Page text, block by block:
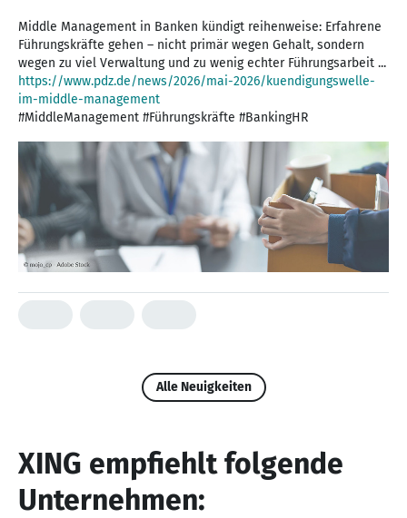
Middle Management in Banken kündigt reihenweise: Erfahrene
Führungskräfte gehen – nicht primär wegen Gehalt, sondern
https://www.pdz.de/news/2026/mai-2026/kuendigungswelle-
im-middle-management
#MiddleManagement #Führungskräfte #BankingHR
Alle Neuigkeiten
XING empfiehlt folgende
Unternehmen: